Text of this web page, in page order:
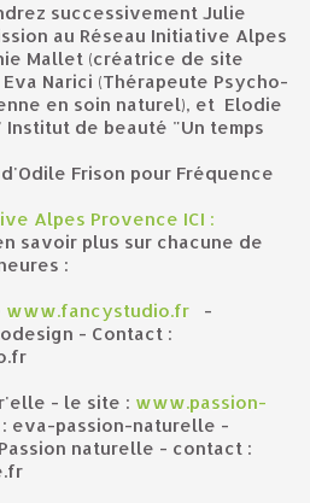
au Réseau Initiative Alpes
Mallet (créatrice de site
Narici (Thérapeute Psycho-
en soin naturel), et Elodie
de beauté "Un temps
Frison pour Fréquence
Alpes Provence ICI :
savoir plus sur chacune de
:
www.fancystudio.fr
-
- Contact :
- le site : www.passion-
: eva-passion-naturelle -
naturelle - contact :